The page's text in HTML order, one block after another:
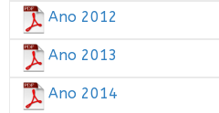
Ano 2012
Ano 2013
Ano 2014